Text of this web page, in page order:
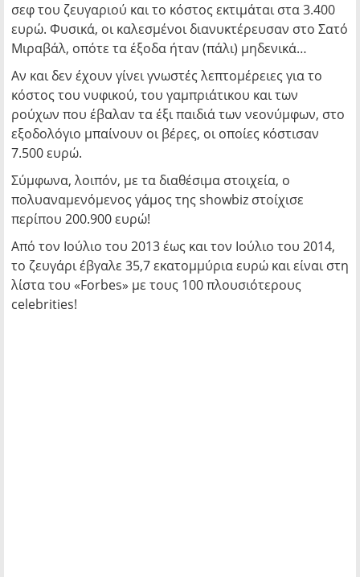
σεφ του ζευγαριού και το κόστος εκτιμάται στα 3.400
ευρώ. Φυσικά, οι καλεσμένοι διανυκτέρευσαν στο Σατό
Μιραβάλ, οπότε τα έξοδα ήταν (πάλι) μηδενικά…
Αν και δεν έχουν γίνει γνωστές λεπτομέρειες για το
κόστος του νυφικού, του γαμπριάτικου και των
ρούχων που έβαλαν τα έξι παιδιά των νεονύμφων, στο
εξοδολόγιο μπαίνουν οι βέρες, οι οποίες κόστισαν
7.500 ευρώ.
Σύμφωνα, λοιπόν, με τα διαθέσιμα στοιχεία, ο
πολυαναμενόμενος γάμος της showbiz στοίχισε
περίπου 200.900 ευρώ!
Από τον Ιούλιο του 2013 έως και τον Ιούλιο του 2014,
το ζευγάρι έβγαλε 35,7 εκατομμύρια ευρώ και είναι στη
λίστα του «Forbes» με τους 100 πλουσιότερους
celebrities!